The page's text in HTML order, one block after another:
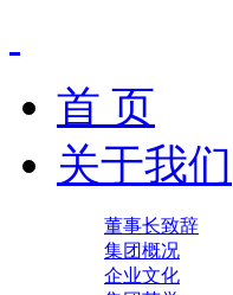
首 页
关于我们
董事长致辞
集团概况
企业文化